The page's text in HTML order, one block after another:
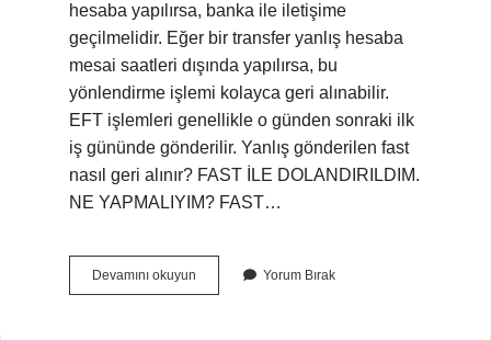
hesaba yapılırsa, banka ile iletişime
geçilmelidir. Eğer bir transfer yanlış hesaba
mesai saatleri dışında yapılırsa, bu
yönlendirme işlemi kolayca geri alınabilir.
EFT işlemleri genellikle o günden sonraki ilk
iş gününde gönderilir. Yanlış gönderilen fast
nasıl geri alınır? FAST İLE DOLANDIRILDIM.
NE YAPMALIYIM? FAST…
Devamını okuyun
Ile
Yorum Bırak